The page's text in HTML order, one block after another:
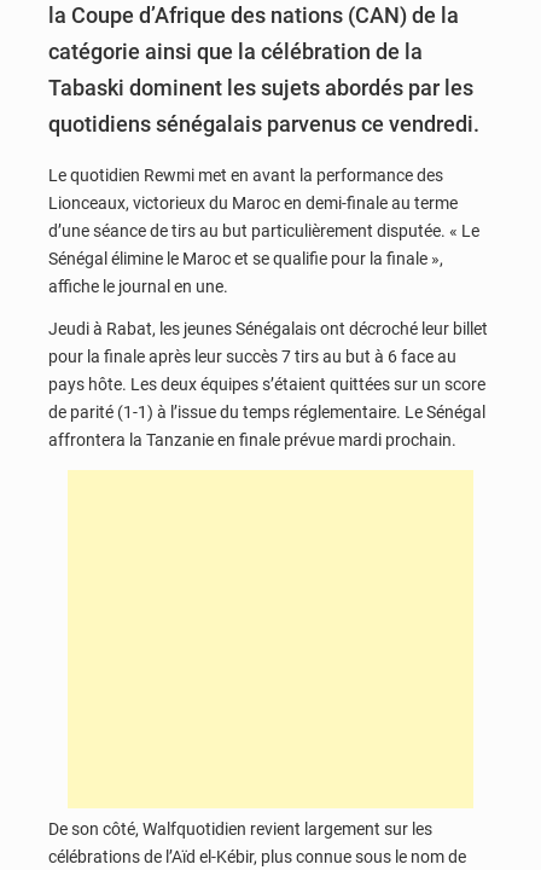
la Coupe d’Afrique des nations (CAN) de la
catégorie ainsi que la célébration de la
Tabaski dominent les sujets abordés par les
quotidiens sénégalais parvenus ce vendredi.
Le quotidien Rewmi met en avant la performance des
Lionceaux, victorieux du Maroc en demi-finale au terme
d’une séance de tirs au but particulièrement disputée. « Le
Sénégal élimine le Maroc et se qualifie pour la finale »,
affiche le journal en une.
Jeudi à Rabat, les jeunes Sénégalais ont décroché leur billet
pour la finale après leur succès 7 tirs au but à 6 face au
pays hôte. Les deux équipes s’étaient quittées sur un score
de parité (1-1) à l’issue du temps réglementaire. Le Sénégal
affrontera la Tanzanie en finale prévue mardi prochain.
De son côté, Walfquotidien revient largement sur les
célébrations de l’Aïd el-Kébir, plus connue sous le nom de